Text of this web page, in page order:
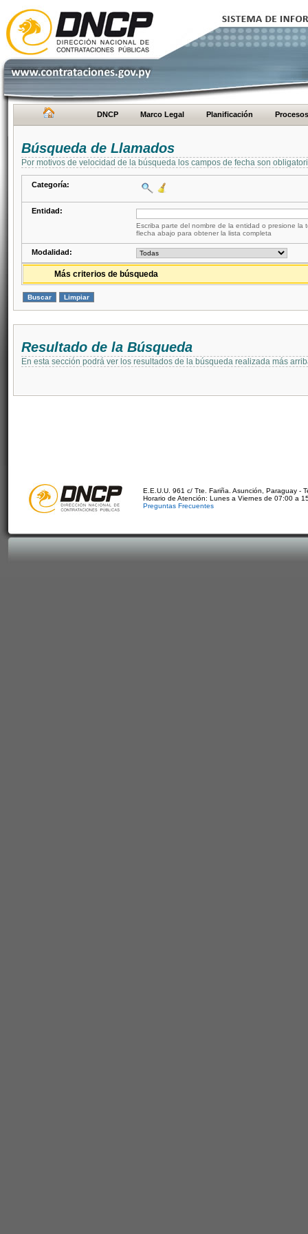
DNCP Marco Legal Planificación Procesos
Búsqueda de Llamados
Por motivos de velocidad de la búsqueda los campos de fecha son
Categoría:
Entidad:
Escriba parte del nombre de la entidad o presione la
flecha abajo para obtener la lista completa
Modalidad:
Más criterios de búsqueda
Resultado de la Búsqueda
En esta sección podrá ver los resultados de la búsqueda realizada más
E.E.U.U. 961 c/ Tte. Fariña. Asunción, Paraguay -
Horario de Atención: Lunes a Viernes de 07:00 a
Preguntas Frecuentes